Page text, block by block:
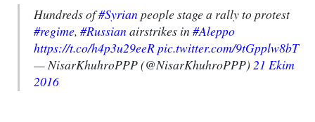
Hundreds of#Syrian people stage a rally to protest
#regime, #Russian airstrikes in #Aleppo
https://t.co/h4p3u29eeRpic.twitter.com/9tGpplw8bT
— NisarKhuhroPPP (@NisarKhuhroPPP) 21 Ekim
2016